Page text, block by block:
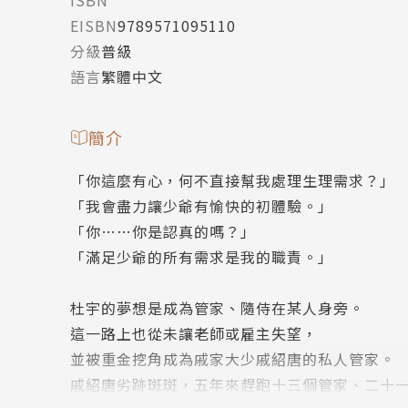
EISBN9789571095110
分級普級
語言繁體中文
簡介
「你這麼有心，何不直接幫我處理生理需求？」
「我會盡力讓少爺有愉快的初體驗。」
「你……你是認真的嗎？」
「滿足少爺的所有需求是我的職責。」
杜宇的夢想是成為管家、隨侍在某人身旁。
這一路上也從未讓老師或雇主失望，
並被重金挖角成為戚家大少戚紹唐的私人管家。
戚紹唐劣跡斑斑，五年來趕跑十三個管家、二十